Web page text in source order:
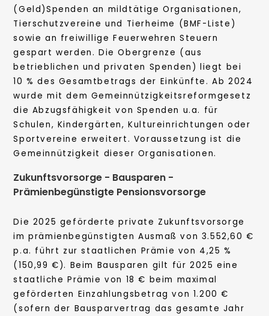
(Geld)Spenden an mildtätige Organisationen,
Tierschutzvereine und Tierheime (BMF-Liste)
sowie an freiwillige Feuerwehren Steuern
gespart werden. Die Obergrenze (aus
betrieblichen und privaten Spenden) liegt bei
10 % des Gesamtbetrags der Einkünfte. Ab 2024
wurde mit dem Gemeinnützigkeitsreformgesetz
die Abzugsfähigkeit von Spenden u.a. für
Schulen, Kindergärten, Kultureinrichtungen oder
Sportvereine erweitert. Voraussetzung ist die
Gemeinnützigkeit dieser Organisationen.
Zukunftsvorsorge - Bausparen -
Prämienbegünstigte Pensionsvorsorge
Die 2025 geförderte private Zukunftsvorsorge
im prämienbegünstigten Ausmaß von 3.552,60 €
p.a. führt zur staatlichen Prämie von 4,25 %
(150,99 €). Beim Bausparen gilt für 2025 eine
staatliche Prämie von 18 € beim maximal
geförderten Einzahlungsbetrag von 1.200 €
(sofern der Bausparvertrag das gesamte Jahr